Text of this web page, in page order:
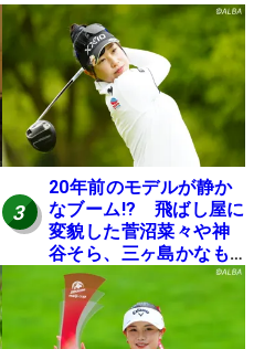
3
20年前のモデルが静か
なブーム!? 飛ばし屋に
変貌した菅沼菜々や神
谷そら、三ヶ島かなも
使う“名器”が人気な理
由【ツアープロたち
の“飛ばしギア”】